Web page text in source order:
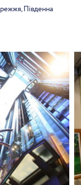
Південна